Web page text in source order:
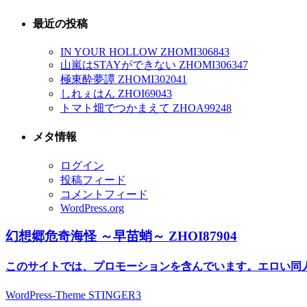
最近の投稿
IN YOUR HOLLOW ZHOMI306843
山嵐はSTAYができない ZHOMI306347
極東酔夢譚 ZHOMI302041
しれぇはん ZHOI69043
トマト畑でつかまえて ZHOA99248
メタ情報
ログイン
投稿フィード
コメントフィード
WordPress.org
幻想郷危奇海怪 ～早苗蛸～ ZHOI87904
このサイトでは、プロモーションを含んでいます。エロい同
WordPress-Theme STINGER3